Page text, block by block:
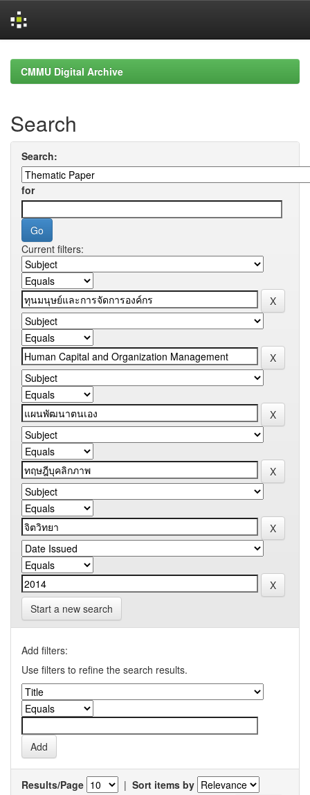
navigationCMMU Digital Archive
Search
Search:
for
Current filters:
Start a new search
Add filters:
Use filters to refine the search results.
Results/Page | Sort items by